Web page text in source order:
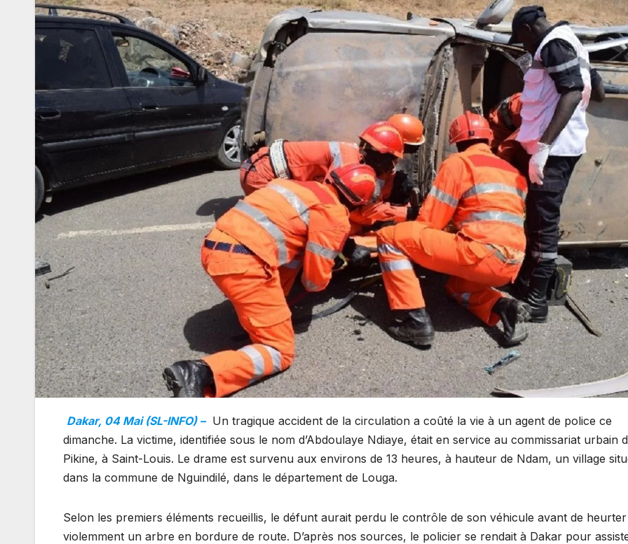
Dakar, 04 Mai (SL-INFO) – Un tragique accident de la circulation a coûté la vie à un agent de police ce
dimanche. La victime, identifiée sous le nom d’Abdoulaye Ndiaye, était en service au commissariat urbain
Pikine, à Saint-Louis. Le drame est survenu aux environs de 13 heures, à hauteur de Ndam, un village
dans la commune de Nguindilé, dans le département de Louga.
Selon les premiers éléments recueillis, le défunt aurait perdu le contrôle de son véhicule avant de heurter
violemment un arbre en bordure de route. D’après nos sources, le policier se rendait à Dakar pour